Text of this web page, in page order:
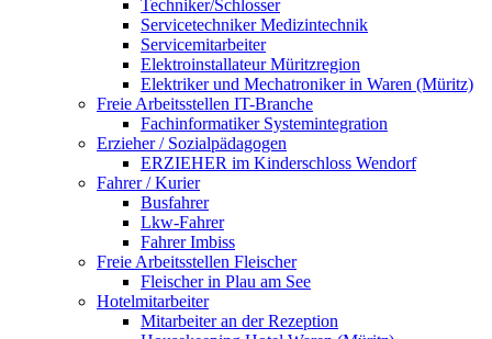
Techniker/Schlosser
Servicetechniker Medizintechnik
Servicemitarbeiter
Elektroinstallateur Müritzregion
Elektriker und Mechatroniker in Waren (Müritz)
Freie Arbeitsstellen IT-Branche
Fachinformatiker Systemintegration
Erzieher / Sozialpädagogen
ERZIEHER im Kinderschloss Wendorf
Fahrer / Kurier
Busfahrer
Lkw-Fahrer
Fahrer Imbiss
Freie Arbeitsstellen Fleischer
Fleischer in Plau am See
Hotelmitarbeiter
Mitarbeiter an der Rezeption